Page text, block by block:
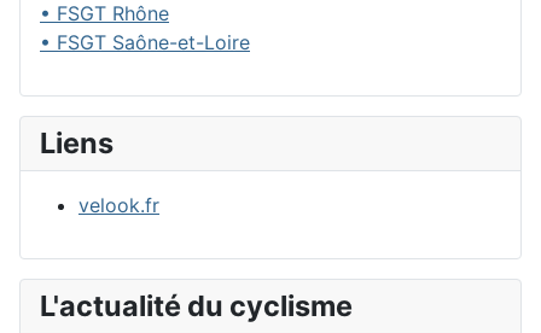
• FSGT Rhône
• FSGT Saône-et-Loire
Liens
velook.fr
L'actualité du cyclisme